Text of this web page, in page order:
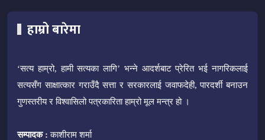
हाम्रो बारेमा
‘सत्य हाम्रो, हामी सत्यका लागि’ भन्ने आदर्शबाट प्रेरित भई नागरिकलाई
सत्यसँग साक्षात्कार गराउँदै सत्ता र सरकारलाई जवाफदेही, पारदर्शी बनाउन
गुणस्तरीय र विश्वासिलो पत्रकारिता हाम्रो मूल मन्त्र हो ।
सम्पादक : काशीराम शर्मा